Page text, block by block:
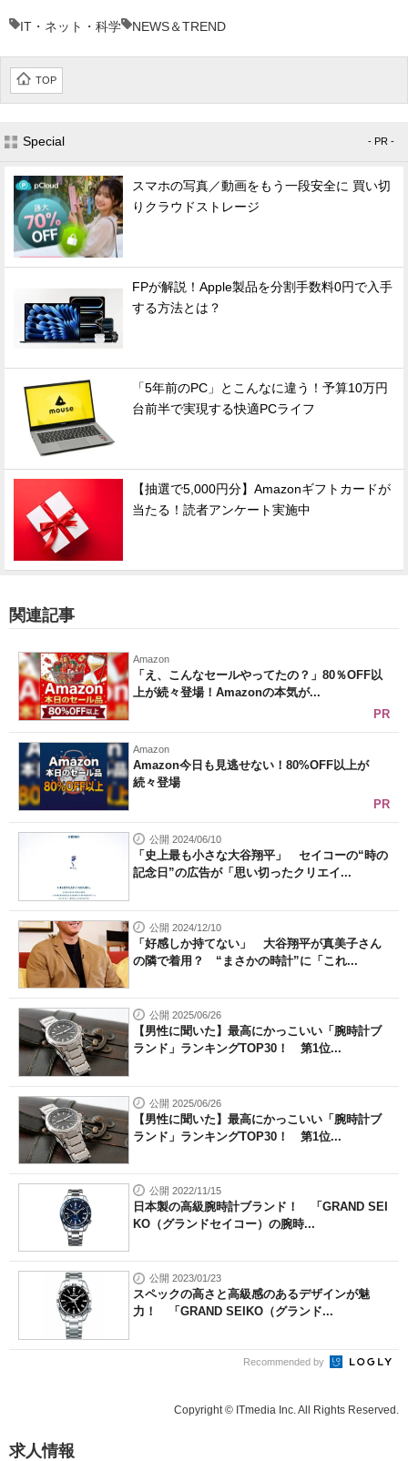
IT・ネット・科学 NEWS＆TREND
TOP
Special - PR -
スマホの写真／動画をもう一段安全に 買い切
りクラウドストレージ
FPが解説！Apple製品を分割手数料0円で入手
する方法とは？
「5年前のPC」とこんなに違う！予算10万円
台前半で実現する快適PCライフ
【抽選で5,000円分】Amazonギフトカードが
当たる！読者アンケート実施中
関連記事
Amazon
「え、こんなセールやってたの？」80％OFF以
上が続々登場！Amazonの本気が...
PR
Amazon
Amazon今日も見逃せない！80%OFF以上が
続々登場
PR
公開 2024/06/10
「史上最も小さな大谷翔平」 セイコーの“時の
記念日”の広告が「思い切ったクリエイ...
公開 2024/12/10
「好感しか持てない」 大谷翔平が真美子さん
の隣で着用？ “まさかの時計”に「これ...
公開 2025/06/26
【男性に聞いた】最高にかっこいい「腕時計ブ
ランド」ランキングTOP30！ 第1位...
公開 2025/06/26
【男性に聞いた】最高にかっこいい「腕時計ブ
ランド」ランキングTOP30！ 第1位...
公開 2022/11/15
日本製の高級腕時計ブランド！ 「GRAND SEI
KO（グランドセイコー）の腕時...
公開 2023/01/23
スペックの高さと高級感のあるデザインが魅
力！ 「GRAND SEIKO（グランド...
Recommended by
Copyright © ITmedia Inc. All Rights Reserved.
求人情報